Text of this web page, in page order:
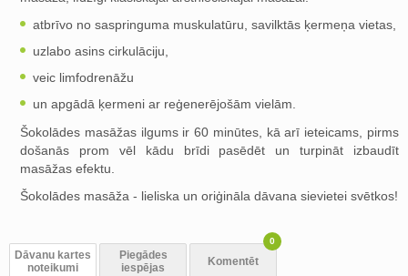
atbrīvo no saspringuma muskulatūru, savilktās ķermeņa vietas,
uzlabo asins cirkulāciju,
veic limfodrenāžu
un apgādā ķermeni ar reģenerējošām vielām.
Šokolādes masāžas ilgums ir 60 minūtes, kā arī ieteicams, pirms
došanās prom vēl kādu brīdi pasēdēt un turpināt izbaudīt
masāžas efektu.
Šokolādes masāža - lieliska un oriģināla dāvana sievietei svētkos!
Dāvanu kartes
noteikumi
Piegādes
iespējas
Komentēt
0